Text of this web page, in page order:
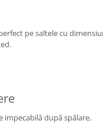
pe saltele cu
impecabilă după spălare,